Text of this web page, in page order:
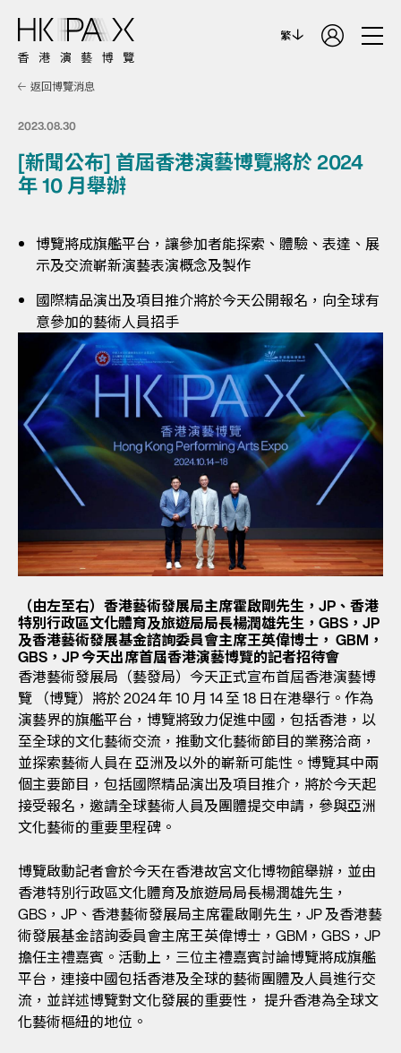
繁
返回博覽消息
2023.08.30
[新聞公布] 首屆香港演藝博覽將於 2024
年 10 月舉辦
博覽將成旗艦平台，讓參加者能探索、體驗、表達、展
示及交流嶄新演藝表演概念及製作
國際精品演出及項目推介將於今天公開報名，向全球有
意參加的藝術人員招手
（由左至右）香港藝術發展局主席霍啟剛先生，JP、香港
特別行政區文化體育及旅遊局局長楊潤雄先生，GBS，JP
及香港藝術發展基金諮詢委員會主席王英偉博士， GBM，
GBS，JP 今天出席首屆香港演藝博覽的記者招待會
香港藝術發展局（藝發局）今天正式宣布首屆香港演藝博
覽 （博覽）將於 2024 年 10 月 14 至 18 日在港舉行。作為
演藝界的旗艦平台，博覽將致力促進中國，包括香港，以
至全球的文化藝術交流，推動文化藝術節目的業務洽商，
並探索藝術人員在 亞洲及以外的嶄新可能性。博覽其中兩
個主要節目，包括國際精品演出及項目推介，將於今天起
接受報名，邀請全球藝術人員及團體提交申請，參與亞洲
文化藝術的重要里程碑。
博覽啟動記者會於今天在香港故宮文化博物館舉辦，並由
香港特別行政區文化體育及旅遊局局長楊潤雄先生，
GBS，JP、香港藝術發展局主席霍啟剛先生，JP 及香港藝
術發展基金諮詢委員會主席王英偉博士，GBM，GBS，JP
擔任主禮嘉賓。活動上，三位主禮嘉賓討論博覽將成旗艦
平台，連接中國包括香港及全球的藝術團體及人員進行交
流，並詳述博覽對文化發展的重要性， 提升香港為全球文
化藝術樞紐的地位。